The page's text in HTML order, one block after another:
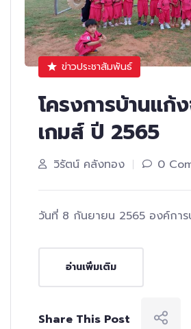
ข่าวประชาสัมพันธ์
โครงการบ้านแก้
เกมส์ ปี 2565
วิรัตน์ คลังทอง 0
วันที่ 8 กันยายน 2565 องค์กา
อ่านเพิ่มเติม
Share This Post